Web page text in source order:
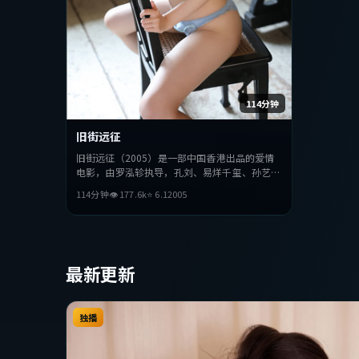
114分钟
旧街远征
旧街远征（2005）是一部中国香港出品的爱情
电影，由罗泓轸执导，孔刘、易烊千玺、孙艺珍
性与抉择，节奏张弛有度，适合喜欢该类型的观
众完整观看。
114分钟👁177.6k⭐ 6.12005
最新更新
独播